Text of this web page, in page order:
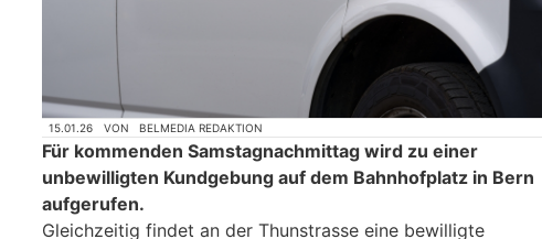
15.01.26 VON BELMEDIA REDAKTION
Für kommenden Samstagnachmittag wird zu einer
unbewilligten Kundgebung auf dem Bahnhofplatz in Bern
aufgerufen.
Gleichzeitig findet an der Thunstrasse eine bewilligte